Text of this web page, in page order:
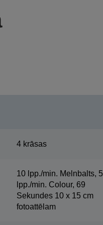
4 krāsas
10 lpp./min. Melnbalts, 5
lpp./min. Colour, 69
Sekundes 10 x 15 cm
fotoattēlam